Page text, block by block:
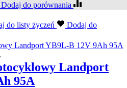
Dodaj do porównania
do listy życzeń
Dodaj do
Landport
95A